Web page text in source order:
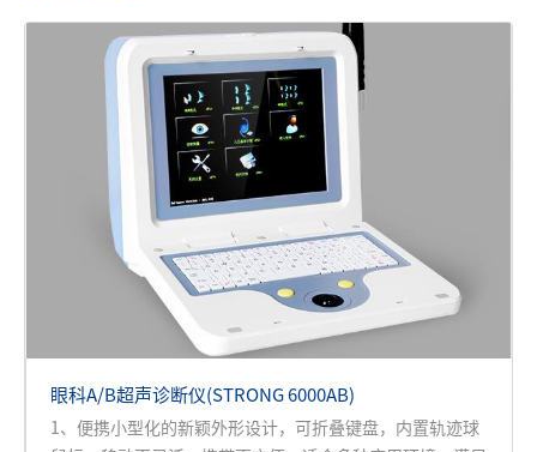
眼科A/B超声诊断仪(STRONG 6000AB)
1、便携小型化的新颖外形设计，可折叠键盘，内置轨迹球